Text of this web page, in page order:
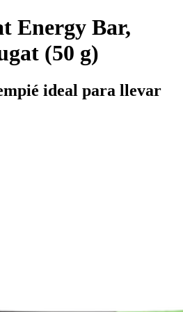
Energy Bar,
(50 g)
ideal para llevar